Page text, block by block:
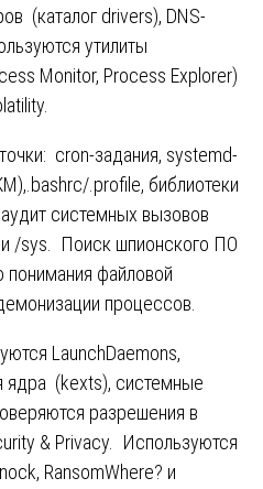
(каталог drivers), DNS-
утилиты
Monitor, Process Explorer)
cron-задания, systemd-
.profile, библиотеки
системных вызовов
/sys. Поиск шпионского ПО
понимания файловой
процессов.
LaunchDaemons,
ядра (kexts), системные
разрешения в
& Privacy. Используются
RansomWhere? и